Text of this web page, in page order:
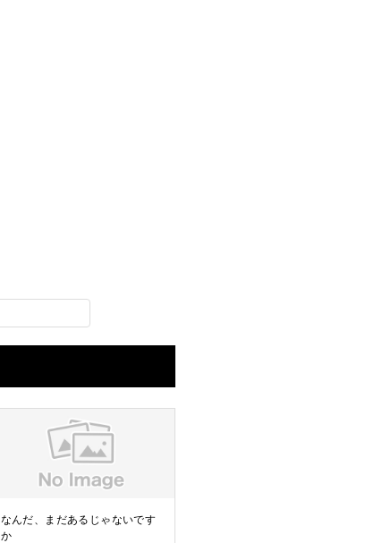
なんだ、まだあるじゃないです
か